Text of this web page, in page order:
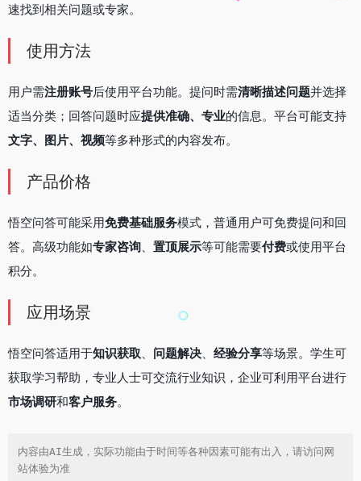
速找到相关问题或专家。
使用方法
用户需注册账号后使用平台功能。提问时需清晰描述问题并选择
适当分类；回答问题时应提供准确、专业的信息。平台可能支持
文字、图片、视频等多种形式的内容发布。
产品价格
悟空问答可能采用免费基础服务模式，普通用户可免费提问和回
答。高级功能如专家咨询 置顶展示等可能需要付费或使用平台
积分。
应用场景
悟空问答适用于知识获取 问题解决 经验分享等场景。学生可
获取学习帮助，专业人士可交流行业知识，企业可利用平台进行
市场调研和客户服务。
内容由AI生成，实际功能由于时间等各种因素可能有出入，请访问网
站体验为准